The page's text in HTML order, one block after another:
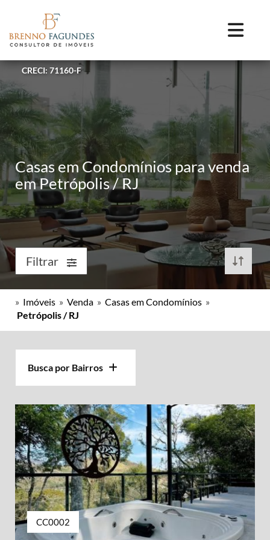
CRECI: 71160-F
Casas em Condomínios para venda
em Petrópolis / RJ
Filtrar
» Imóveis » Venda » Casas em Condomínios »
Petrópolis / RJ
Busca por Bairros
CC0002